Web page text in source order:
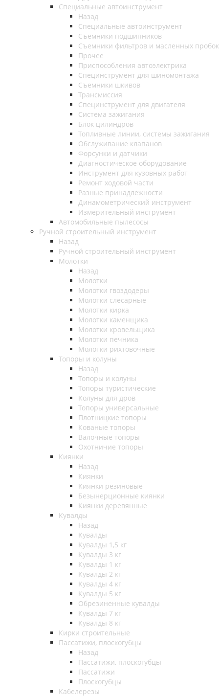
Специальные автоинструмент
Назад
Специальные автоинструмент
Съемники подшипников
Съемники фильтров и масленных пробок
Прочее
Приспособления автоэлектрика
Специнструмент для шиномонтажа
Съемники шкивов
Трансмиссия
Специнструмент для двигателя
Система зажигания
Блок цилиндров
Топливные линии, системы зажигания
Обслуживание клапанов
Форсунки и датчики
Диагностическое оборудование
Инструмент для кузовных работ
Ремонт ходовой части
Разные принадлежности
Динамометрический инструмент
Измерительный инструмент
Автомобильные пылесосы
Ручной строительный инструмент
Назад
Ручной строительный инструмент
Молотки
Назад
Молотки
Молотки гвоздодеры
Молотки слесарные
Молотки кирка
Молотки каменщика
Молотки кровельщика
Молотки печника
Молотки рихтовочные
Топоры и колуны
Назад
Топоры и колуны
Топоры туристические
Колуны для дров
Топоры универсальные
Плотницкие топоры
Кованые топоры
Валочные топоры
Охотничие топоры
Киянки
Назад
Киянки
Киянки резиновые
Безынерционные киянки
Киянки деревянные
Кувалды
Назад
Кувалды
Кувалды 1,5 кг
Кувалды 3 кг
Кувалды 1 кг
Кувалды 2 кг
Кувалды 4 кг
Кувалды 5 кг
Обрезиненные кувалды
Кувалды 7 кг
Кувалды 8 кг
Кирки строительные
Пассатижи, плоскогубцы
Назад
Пассатижи, плоскогубцы
Пассатижи
Плоскогубцы
Кабелерезы